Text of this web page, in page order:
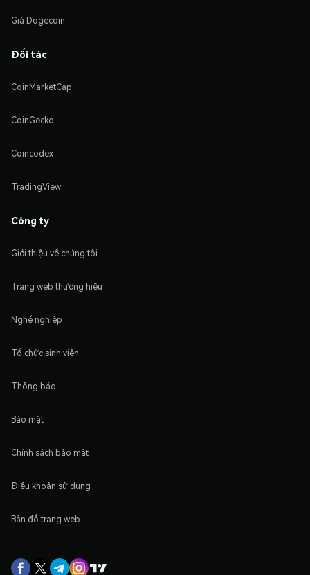
Giá Dogecoin
Đối tác
CoinMarketCap
CoinGecko
Coincodex
TradingView
Công ty
Giới thiệu về chúng tôi
Trang web thương hiệu
Nghề nghiệp
Tổ chức sinh viên
Thông báo
Bảo mật
Chính sách bảo mật
Điều khoản sử dụng
Bản đồ trang web